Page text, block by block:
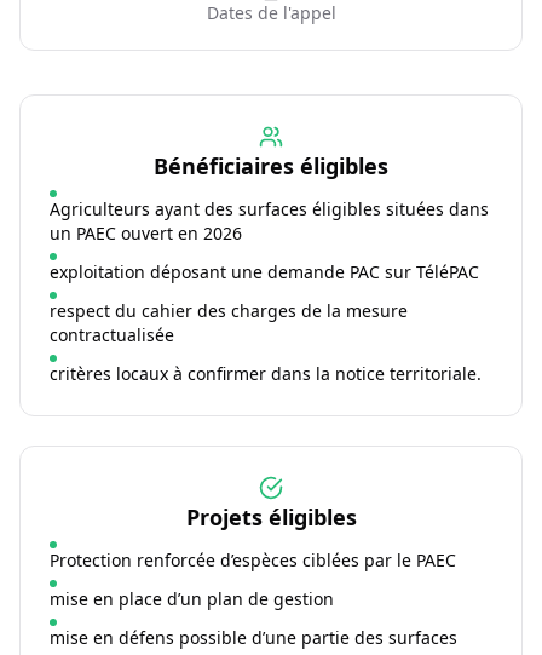
Dates de l'appel
Bénéficiaires éligibles
Agriculteurs ayant des surfaces éligibles situées dans
un PAEC ouvert en 2026
exploitation déposant une demande PAC sur TéléPAC
respect du cahier des charges de la mesure
contractualisée
critères locaux à confirmer dans la notice territoriale.
Projets éligibles
Protection renforcée d’espèces ciblées par le PAEC
mise en place d’un plan de gestion
mise en défens possible d’une partie des surfaces